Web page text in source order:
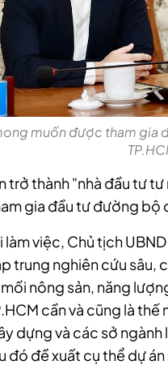
muốn được tham gia
trở thành "nhà đầu tư
gia đầu tư đường bộ
việc, Chủ tịch
trung nghiên cứu sâu,
nông sản, năng
cần và cũng là
dựng và các sở
đó đề xuất cụ thể dự